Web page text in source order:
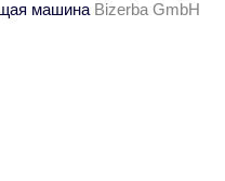
машина Bizerba GmbH